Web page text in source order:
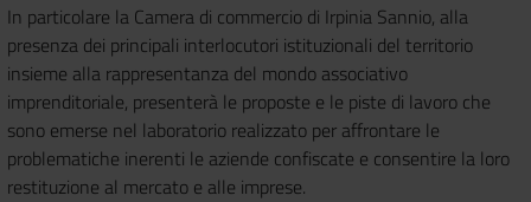
In particolare la Camera di commercio di Irpinia Sannio, alla
presenza dei principali interlocutori istituzionali del territorio
insieme alla rappresentanza del mondo associativo
imprenditoriale, presenterà le proposte e le piste di lavoro che
sono emerse nel laboratorio realizzato per affrontare le
problematiche inerenti le aziende confiscate e consentire la loro
restituzione al mercato e alle imprese.